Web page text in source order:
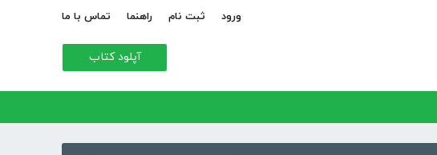
ورود ثبت نام راهنما تماس با ما
آپلود کتاب